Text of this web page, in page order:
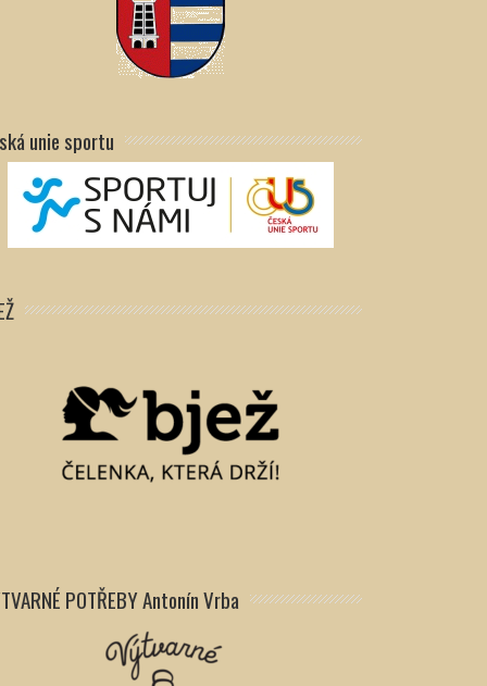
unie sportu
POTŘEBY Antonín Vrba